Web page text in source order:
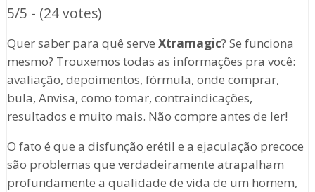
5/5 - (24 votes)
Quer saber para quê serve Xtramagic? Se funciona
mesmo? Trouxemos todas as informações pra você:
avaliação, depoimentos, fórmula, onde comprar,
bula, Anvisa, como tomar, contraindicações,
resultados e muito mais. Não compre antes de ler!
O fato é que a disfunção erétil e a ejaculação precoce
são problemas que verdadeiramente atrapalham
profundamente a qualidade de vida de um homem,